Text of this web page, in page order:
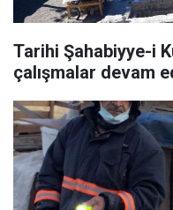
Tarihi Şahabiyye-i
çalışmalar devam